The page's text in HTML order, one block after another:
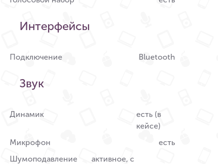
Интерфейсы
Подключение Bluetooth
Звук
Динамик
есть (в
кейсе)
Микрофон
есть
Шумоподавление
активное, с